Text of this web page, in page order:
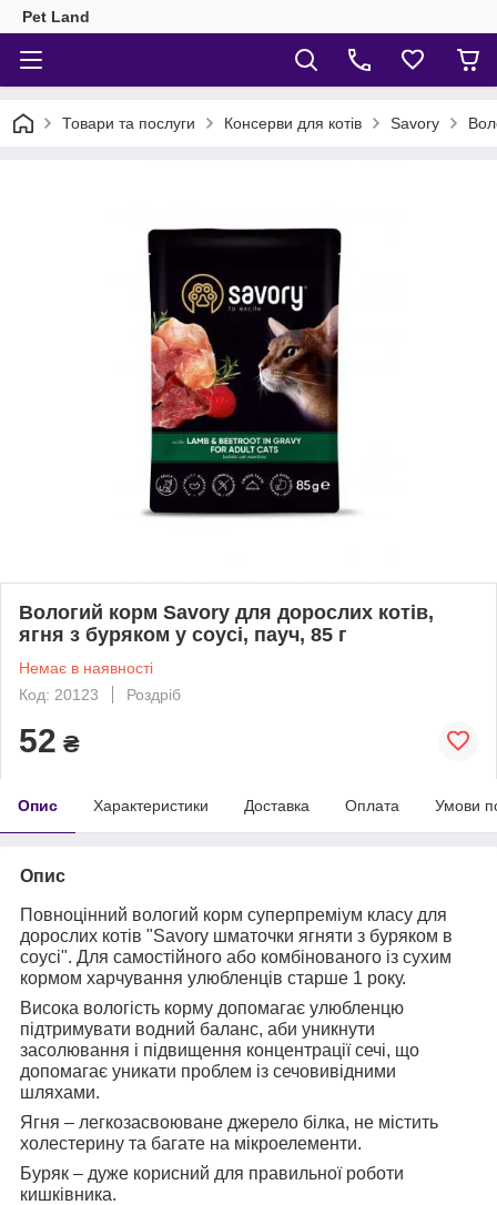
Pet Land
Товари та послуги Консерви для котів Savory
Вологий корм Savory для дорослих котів,
ягня з буряком у соусі, пауч, 85 г
Немає в наявності
Код: 20123
Роздріб
52 ₴
Опис Характеристики Доставка Оплата Умови
Опис
Повноцінний вологий корм суперпреміум класу для
дорослих котів "Savory шматочки ягняти з буряком в
соусі". Для самостійного або комбінованого із сухим
кормом харчування улюбленців старше 1 року.
Висока вологість корму допомагає улюбленцю
підтримувати водний баланс, аби уникнути
засолювання і підвищення концентрації сечі, що
допомагає уникати проблем із сечовивідними
шляхами.
Ягня – легкозасвоюване джерело білка, не містить
холестерину та багате на мікроелементи.
Буряк – дуже корисний для правильної роботи
кишківника.